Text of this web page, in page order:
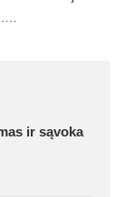
ir sąvoka